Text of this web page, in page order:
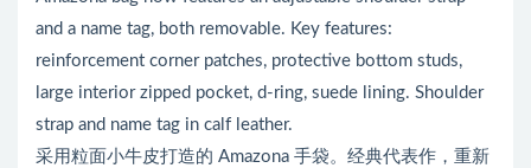
and a name tag, both removable. Key features:
reinforcement corner patches, protective bottom studs,
large interior zipped pocket, d-ring, suede lining. Shoulder
strap and name tag in calf leather.
采用粒面小牛皮打造的 Amazona 手袋。经典代表作，重新